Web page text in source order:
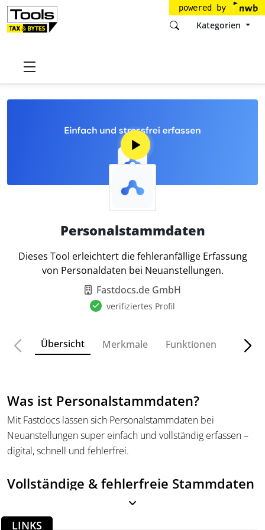
powered by
Kategorien
Startseite
Personalstammdaten
Dieses Tool erleichtert die fehleranfällige Erfassung
von Personaldaten bei Neuanstellungen.
Fastdocs.de GmbH
verifiziertes Profil
Übersicht Merkmale Funktionen Preise
Was ist Personalstammdaten?
Mit Fastdocs lassen sich Personalstammdaten bei
Neuanstellungen super einfach und vollständig erfassen –
digital, schnell und fehlerfrei.
Vollständige & fehlerfreie Stammdaten
Damit Du alle relevanten Daten zur Lohnabrechnung und
LINKS